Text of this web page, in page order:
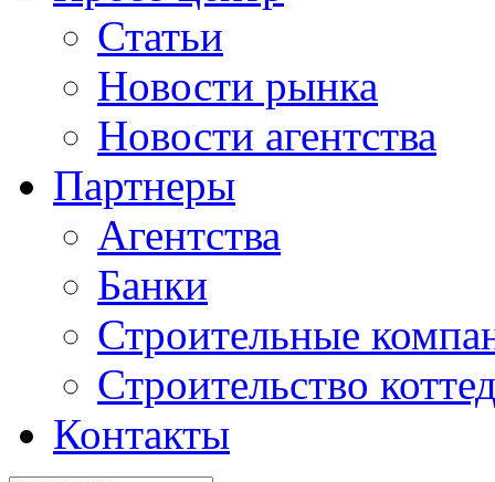
Статьи
Новости рынка
Новости агентства
Партнеры
Агентства
Банки
Строительные
Строительство
Контакты